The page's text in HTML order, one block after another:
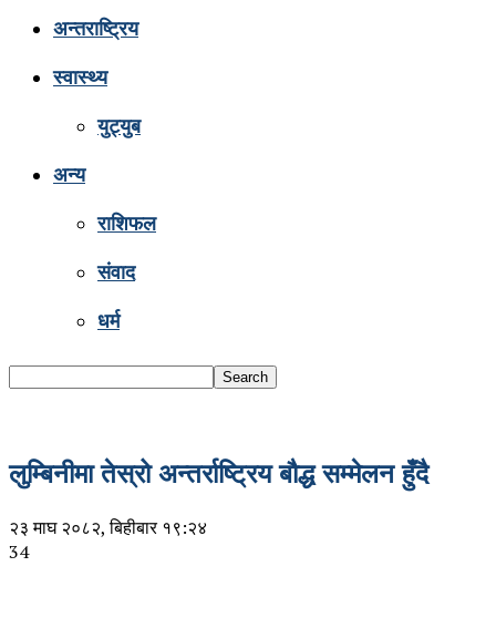
अन्तराष्ट्रिय
स्वास्थ्य
युट्युब
अन्य
राशिफल
संवाद
धर्म
लुम्बिनीमा तेस्रो अन्तर्राष्ट्रिय बौद्ध सम्मेलन हुँदै
२३ माघ २०८२, बिहीबार १९:२४
34